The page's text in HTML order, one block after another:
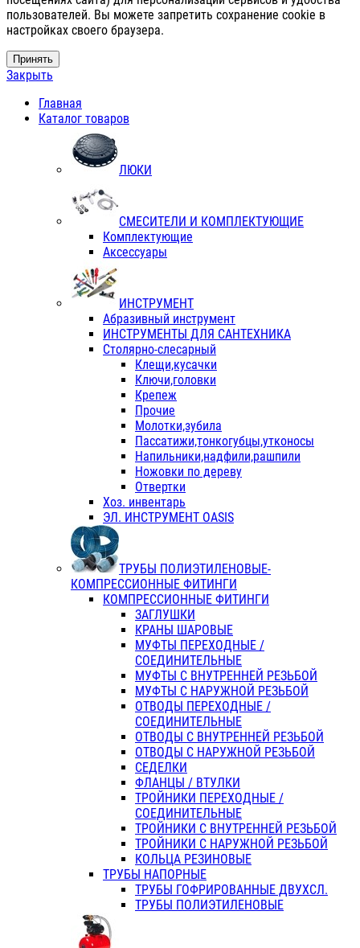
пользователей. Вы можете запретить сохранение cookie в
настройках своего браузера.
Принять
Закрыть
Главная
Каталог товаров
ЛЮКИ
СМЕСИТЕЛИ И КОМПЛЕКТУЮЩИЕ
Комплектующие
Аксессуары
ИНСТРУМЕНТ
Абразивный инструмент
ИНСТРУМЕНТЫ ДЛЯ САНТЕХНИКА
Столярно-слесарный
Клещи,кусачки
Ключи,головки
Крепеж
Прочие
Молотки,зубила
Пассатижи,тонкогубцы,утконосы
Напильники,надфили,рашпили
Ножовки по дереву
Отвертки
Хоз. инвентарь
ЭЛ. ИНСТРУМЕНТ OASIS
ТРУБЫ ПОЛИЭТИЛЕНОВЫЕ-
КОМПРЕССИОННЫЕ ФИТИНГИ
КОМПРЕССИОННЫЕ ФИТИНГИ
ЗАГЛУШКИ
КРАНЫ ШАРОВЫЕ
МУФТЫ ПЕРЕХОДНЫЕ /
СОЕДИНИТЕЛЬНЫЕ
МУФТЫ С ВНУТРЕННЕЙ РЕЗЬБОЙ
МУФТЫ С НАРУЖНОЙ РЕЗЬБОЙ
ОТВОДЫ ПЕРЕХОДНЫЕ /
СОЕДИНИТЕЛЬНЫЕ
ОТВОДЫ С ВНУТРЕННЕЙ РЕЗЬБОЙ
ОТВОДЫ С НАРУЖНОЙ РЕЗЬБОЙ
СЕДЕЛКИ
ФЛАНЦЫ / ВТУЛКИ
ТРОЙНИКИ ПЕРЕХОДНЫЕ /
СОЕДИНИТЕЛЬНЫЕ
ТРОЙНИКИ С ВНУТРЕННЕЙ РЕЗЬБОЙ
ТРОЙНИКИ С НАРУЖНОЙ РЕЗЬБОЙ
КОЛЬЦА РЕЗИНОВЫЕ
ТРУБЫ НАПОРНЫЕ
ТРУБЫ ГОФРИРОВАННЫЕ ДВУХСЛ.
ТРУБЫ ПОЛИЭТИЛЕНОВЫЕ